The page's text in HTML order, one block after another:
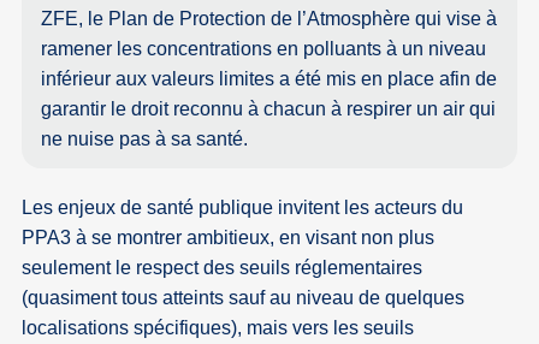
ZFE, le Plan de Protection de l’Atmosphère qui vise à
ramener les concentrations en polluants à un niveau
inférieur aux valeurs limites a été mis en place afin de
garantir le droit reconnu à chacun à respirer un air qui
ne nuise pas à sa santé.
Les enjeux de santé publique invitent les acteurs du
PPA3 à se montrer ambitieux, en visant non plus
seulement le respect des seuils réglementaires
(quasiment tous atteints sauf au niveau de quelques
localisations spécifiques), mais vers les seuils